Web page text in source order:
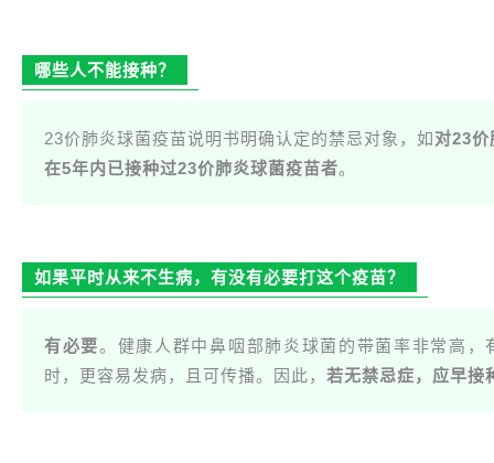
哪些人不能接种？
23价肺炎球菌疫苗说明书明确认定的禁忌对象，如对23
在5年内已接种过23价肺炎球菌疫苗者。
如果平时从来不生病，有没有必要打这个疫苗？
有必要。健康人群中鼻咽部肺炎球菌的带菌率非常高
时，更容易发病，且可传播。因此， 若无禁忌症，应早接